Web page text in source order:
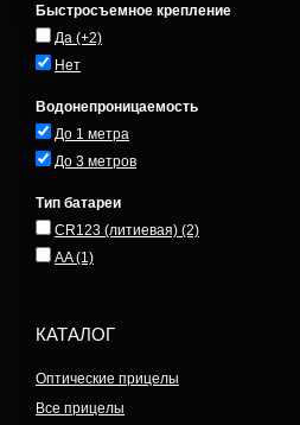
Быстросъемное крепление
Да (+2)
Нет
Водонепроницаемость
До 1 метра
До 3 метров
Тип батареи
CR123 (литиевая) (2)
AA(1)
КАТАЛОГ
Оптические прицелы
Все прицелы